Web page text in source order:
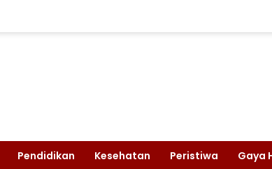
Pendidikan Kesehatan Peristiwa Gaya